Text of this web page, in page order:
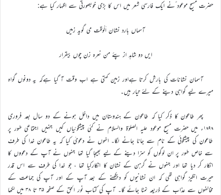
حضرت مسیح موعود ؑنے ایک فارسی شعر میں اس کا بڑی خوبصورتی سے اظہار کیا ہے:
آسماں بارد نشان اَلْوَقت می گوید زمیں
ایں دو شاہد از پئے من نعرہ زن چوں بیقرار
آسمان نشانات کی بارش کرتا ہےاور زمین کہتی ہے اب وقت آ گیا ہےکہ یہ دونوں گواہ
میرے لیے گواہی دینے کے لئے تیار ہیں۔
پھر طاعون کا ذکر کیا کہ طاعون کے ہندوستان میں داخل ہونے کے دو سال بعد فروری
۱۸۹۸ء میں حضرت مسیح موعود علیہ الصلوٰۃ والسلام نے کئی پیشگوئیاں کیں جنہیں اجتماعی طور پر
طاعون کی پیشگوئی کے نام سے جانا جانے لگا۔ انہوں نے دعویٰ کیا کہ یہ طاعون خدا کی طرف
سے خاص طور پر ان لوگوں کو سزا دینے کے لیے بھیجا گیا تھا جنہوں نے آپ کے دعووں کا
انکار کر دیا تھا اور جنہوں نے گرہن کے نشان کا انکارکیا تھا ، جو خدا کی طرف سے اس قدر
حیرت انگیز گواہی تھی کہ ان نشانیوں کو دیکھنے کے بعد آپ کے اور آپ کی جماعت کے
مخالفوں سے عذاب کے ذریعہ نمٹا جائے گا۔ آپ کی کتاب نور الحق کے صفحہ ۳۵ تا ۳۸ میں لکھا